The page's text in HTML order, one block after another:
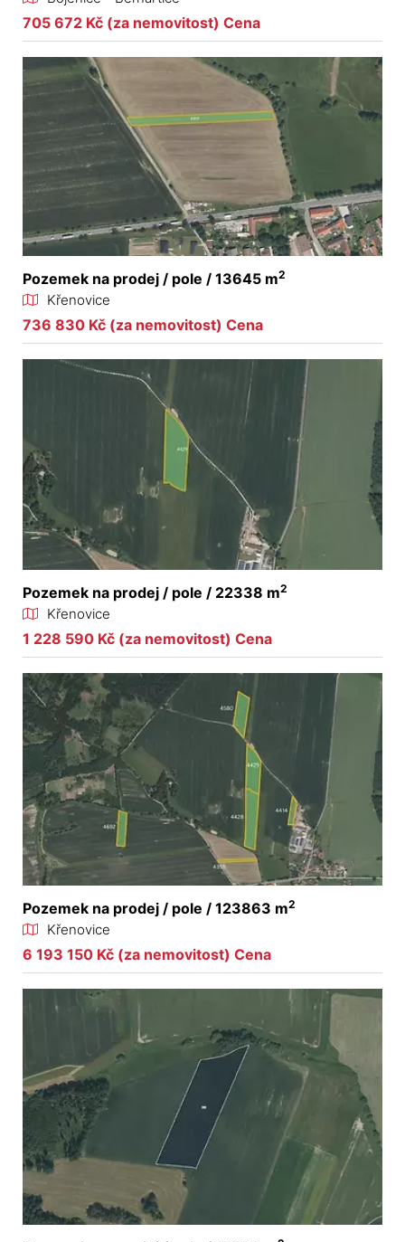
705 672 Kč (za nemovitost) Cena
Pozemek na prodej / pole / 13645 m2
Křenovice
736 830 Kč (za nemovitost) Cena
Pozemek na prodej / pole / 22338 m2
Křenovice
1 228 590 Kč (za nemovitost) Cena
Pozemek na prodej / pole / 123863 m2
Křenovice
6 193 150 Kč (za nemovitost) Cena